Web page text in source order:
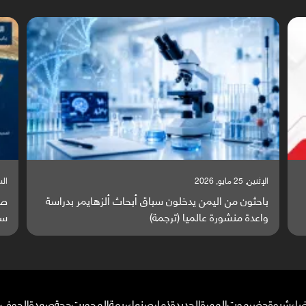
السبت, 23 مايو, 2026
صراع دولي يتصاعد قرب اليمن والبحر الأحمر يتحول إلى
ساحة مواجهة عالمية (ترجمة)